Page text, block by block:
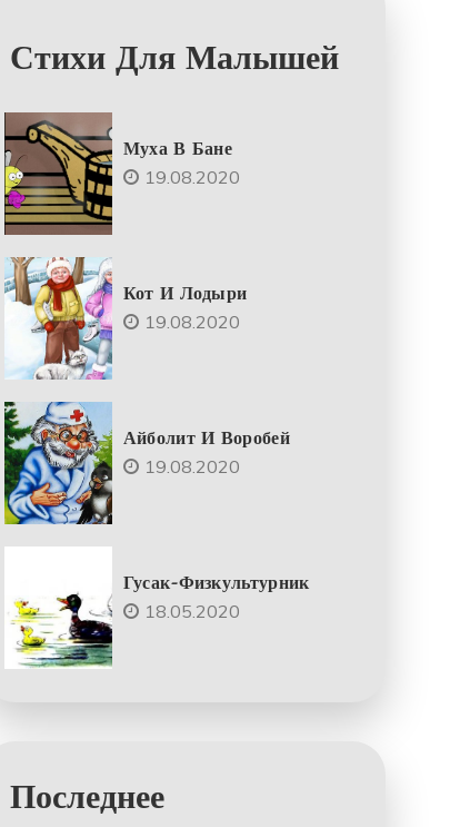
Стихи Для Малышей
Муха В Бане
19.08.2020
Кот И Лодыри
19.08.2020
Айболит И Воробей
19.08.2020
Гусак-Физкультурник
18.05.2020
Последнее